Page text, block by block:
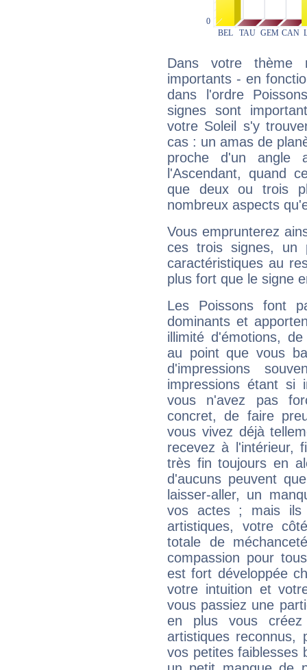
Dans votre thème
importants - en
dans l'ordre
signes sont
votre Soleil s'y
cas : un amas de
proche d'un
l'Ascendant, quand
que deux ou trois
nombreux aspects
Vous emprunterez
ces trois signes, un
caractéristiques au
plus fort que le signe
Les Poissons font
dominants et
illimité d'émotions,
au point que vous
d'impressions
impressions étant si
vous n'avez pas
concret, de faire
vous vivez déjà
recevez à l'intérieur,
très fin toujours en
d'aucuns peuvent
laisser-aller, un
vos actes ; mais ils
artistiques, votre
totale de
compassion pour
est fort développée
votre intuition et
vous passiez une
en plus vous
artistiques reconnus,
vos petites faiblesses